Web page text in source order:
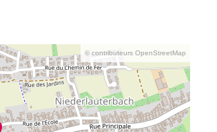
© contributeurs OpenStreetMap